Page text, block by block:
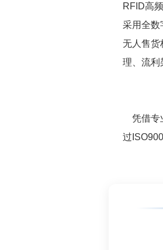
RFID高
采用全数
无人售货
理、流利
凭借专
过